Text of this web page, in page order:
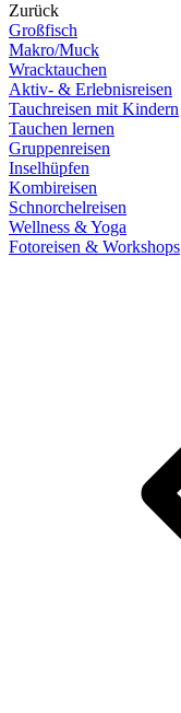
Zurück
Großfisch
Makro/Muck
Wracktauchen
Aktiv- & Erlebnisreisen
Tauchreisen mit Kindern
Tauchen lernen
Gruppenreisen
Inselhüpfen
Kombireisen
Schnorchelreisen
Wellness & Yoga
Fotoreisen & Workshops